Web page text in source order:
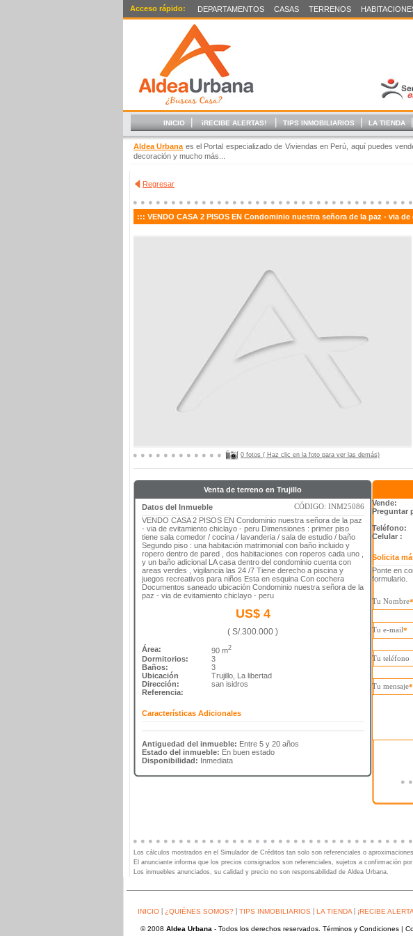
Acceso rápido: DEPARTAMENTOS CASAS TERRENOS
INICIO | ìRECIBE ALERTAS! | TIPS INMOBILIARIOS | LA TIENDA |
Aldea Urbana es el Portal especializado de Viviendas en Perú, aquí puedes
decoración y mucho más...
Regresar
::: VENDO CASA 2 PISOS EN Condominio nuestra señora de la paz - via
0 fotos ( Haz clic en la foto para ver las demás)
Venta de terreno en Trujillo
Datos del Inmueble
CÓDIGO: INM25086
VENDO CASA 2 PISOS EN Condominio nuestra señora de la paz
- via de evitamiento chiclayo - peru Dimensiones : primer piso
tiene sala comedor / cocina / lavanderia / sala de estudio / baño
Segundo piso : una habitación matrimonial con baño incluido y
ropero dentro de pared , dos habitaciones con roperos cada uno ,
y un baño adicional LA casa dentro del condominio cuenta con
areas verdes , vigilancia las 24 /7 Tiene derecho a piscina y
juegos recreativos para niños Esta en esquina Con cochera
Documentos saneado ubicación Condominio nuestra señora de la
paz - via de evitamiento chiclayo - peru
US$ 4
( S/.300.000 )
Área: 90 m2
Dormitorios:
3
Baños:
3
Ubicación
Trujillo, La libertad
Dirección:
san isidros
Referencia:
Características Adicionales
Antiguedad del inmueble: Entre 5 y 20 años
Estado del inmueble: En buen estado
Disponibilidad: Inmediata
Vende:
Preguntar
Teléfono:
Celular :
Solicita
Ponte en
formulario.
Tu Nombre*
Tu e-mail*
Tu teléfono
Tu mensaje*
Los cálculos mostrados en el Simulador de Créditos tan solo son referenciales o
El anunciante informa que los precios consignados son referenciales, sujetos a confirmación
Los inmuebles anunciados, su calidad y precio no son responsabilidad de Aldea Urbana.
INICIO | ¿QUIÉNES SOMOS? | TIPS INMOBILIARIOS | LA TIENDA | ¡RECIBE
© 2008 Aldea Urbana - Todos los derechos reservados. Términos y Condiciones |